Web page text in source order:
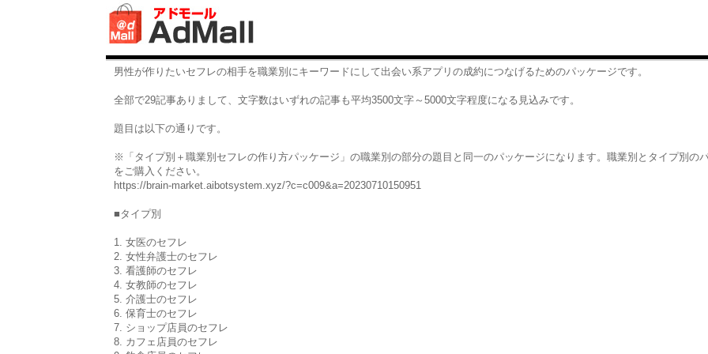
男性が作りたいセフレの相手を職業別にキーワードにして出会い系アプリの成約につなげるためのパッケージです。
全部で29記事ありまして、文字数はいずれの記事も平均3500文字～5000文字程度になる見込みです。
題目は以下の通りです。
※「タイプ別＋職業別セフレの作り方パッケージ」の職業別の部分の題目と同一のパッケージになります。職業別とタイプ別の
をご購入ください。
https://brain-market.aibotsystem.xyz/?c=c009&a=20230710150951
■タイプ別
1. 女医のセフレ
2. 女性弁護士のセフレ
3. 看護師のセフレ
4. 女教師のセフレ
5. 介護士のセフレ
6. 保育士のセフレ
7. ショップ店員のセフレ
8. カフェ店員のセフレ